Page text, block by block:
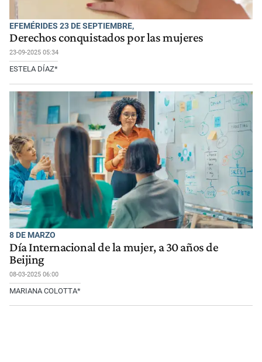
EFEMÉRIDES 23 DE SEPTIEMBRE,
Derechos conquistados por las mujeres
23-09-2025 05:34
ESTELA DÍAZ*
8 DE MARZO
Día Internacional de la mujer, a 30 años de
Beijing
08-03-2025 06:00
MARIANA COLOTTA*